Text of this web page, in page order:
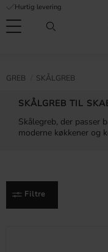
Menu
Hurtig levering
GREB SKÅLGREB
SKÅLGREB TIL
Skålegreb, der passer
moderne køkkener og
Filtre
Ofte
spørgsmål
Inspiration